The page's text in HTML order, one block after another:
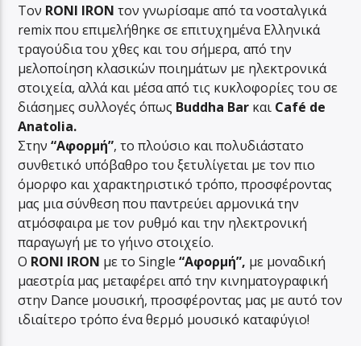
Τον RONI IRON τον γνωρίσαμε από τα νοσταλγικά
remix που επιμελήθηκε σε επιτυχημένα Ελληνικά
τραγούδια του χθες και του σήμερα, από την
μελοποίηση κλασικών ποιημάτων με ηλεκτρονικά
στοιχεία, αλλά και μέσα από τις κυκλοφορίες του σε
διάσημες συλλογές όπως Buddha Bar και Café de
Anatolia.
Στην“Αφορμή”, το πλούσιο και πολυδιάστατο
συνθετικό υπόβαθρο του ξετυλίγεται με τον πιο
όμορφο και χαρακτηριστικό τρόπο, προσφέροντας
μας μια σύνθεση που παντρεύει αρμονικά την
ατμόσφαιρα με τον ρυθμό και την ηλεκτρονική
παραγωγή με το γήινο στοιχείο.
Ο RONI IRON με το Single“Αφορμή”, με μοναδική
μαεστρία μας μεταφέρει από την κινηματογραφική
στην Dance μουσική, προσφέροντας μας με αυτό τον
ιδιαίτερο τρόπο ένα θερμό μουσικό καταφύγιο!